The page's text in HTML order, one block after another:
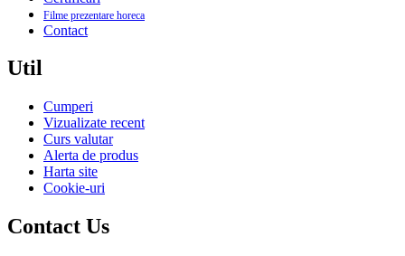
Filme prezentare horeca
Contact
Util
Cumperi
Vizualizate recent
Curs valutar
Alerta de produs
Harta site
Cookie-uri
Contact Us